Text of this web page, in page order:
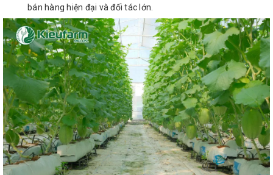
bán hàng hiện đại và đối tác lớn.